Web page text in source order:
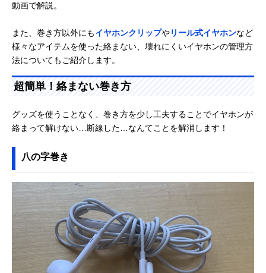
動画で解説。
また、巻き方以外にもイヤホンクリップやリール式イヤホンなど
様々なアイテムを使った絡まない、壊れにくいイヤホンの管理方
法についてもご紹介します。
超簡単！絡まない巻き方
グッズを使うことなく、巻き方を少し工夫することでイヤホンが
絡まって解けない…断線した…なんてことを解消します！
八の字巻き